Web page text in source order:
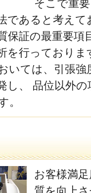
そこで重
であると考えて
保証の最重要
を行っておりま
いては、引張強
し、 品位以外
。
お客様満